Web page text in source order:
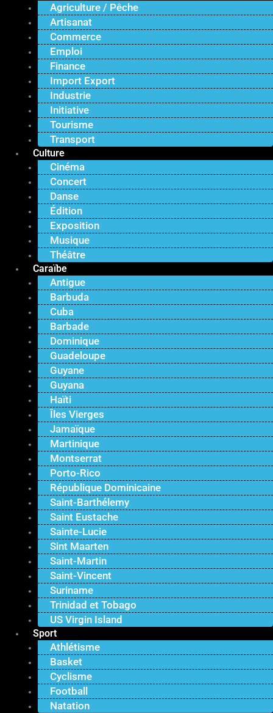
Agriculture / Pêche
Artisanat
Commerce
Emploi
Finance
Import Export
Industrie
Initiative
Tourisme
Transport
Culture
Cinéma
Concert
Danse
Édition
Exposition
Musique
Théâtre
Caraïbe
Antigue
Barbuda
Cuba
Barbade
Dominique
Guadeloupe
Guyane
Guyana
Haïti
Îles Vierges
Jamaïque
Martinique
Montserrat
Porto-Rico
République Dominicaine
Saint-Barthélemy
Saint Eustache
Sainte-Lucie
Sint Maarten
Saint-Martin
Saint-Vincent
Suriname
Trinidad et Tobago
US Virgin Island
Sport
Athlétisme
Basket
Cyclisme
Football
Natation